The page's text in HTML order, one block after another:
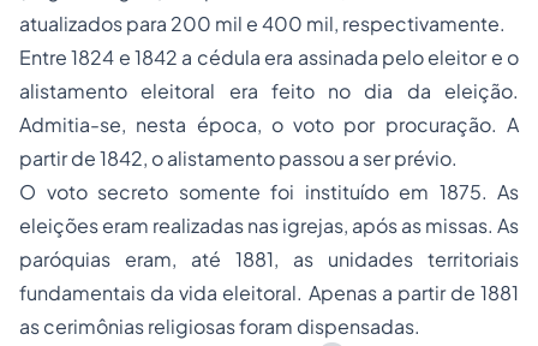
atualizados para 200 mil e 400 mil, respectivamente.
Entre 1824 e 1842 a cédula era assinada pelo eleitor e o
alistamento eleitoral era feito no dia da eleição.
Admitia-se, nesta época, o voto por procuração. A
partir de 1842, o alistamento passou a ser prévio.
O voto secreto somente foi instituído em 1875. As
eleições eram realizadas nas igrejas, após as missas. As
paróquias eram, até 1881, as unidades territoriais
fundamentais da vida eleitoral. Apenas a partir de 1881
as cerimônias religiosas foram dispensadas.